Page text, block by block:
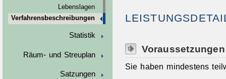
Lebenslagen
Verfahrensbeschreibungen
Statistik
Räum- und Streuplan
Satzungen
Voraussetzungen
Sie haben mindestens